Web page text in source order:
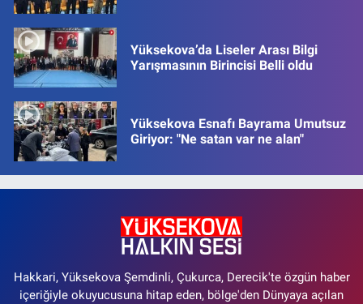
Yüksekova’da Liseler Arası Bilgi
Yarışmasının Birincisi Belli oldu
Yüksekova Esnafı Bayrama Umutsuz
Giriyor: "Ne satan var ne alan"
Hakkari, Yüksekova Şemdinli, Çukurca, Derecik'te özgün haber
içeriğiyle okuyucusuna hitap eden, bölge'den Dünyaya açılan